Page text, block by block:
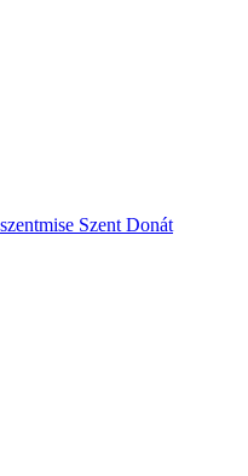
Szent Donát